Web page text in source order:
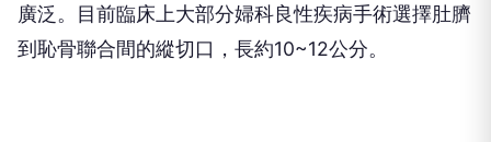
廣泛。目前臨床上大部分婦科良性疾病手術選擇肚臍
到恥骨聯合間的縱切口，長約10~12公分。